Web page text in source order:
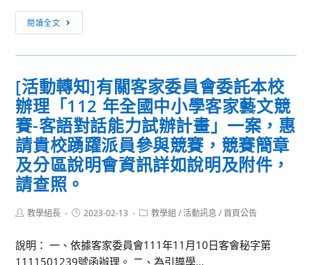
甄
法
費
公
閱讀全文
息
轉
檢
送
本
校
英
語
舉
辦
「2023
[活動轉知]有關客家委員會委託本校
辦理「112 年全國中小學客家藝文競
賽-客語對話能力試辦計畫」一案，惠
請貴校踴躍派員參與競賽，競賽簡章
及分區說明會資訊詳如說明及附件，
請查照。
Post教學組長
Post2023-02-13
Post教學組 / 活動訊息 / 首頁公告
說明： 一、依據客家委員會111年11月10日客會秘字第
1111501239號函辦理。 二、為引導學...